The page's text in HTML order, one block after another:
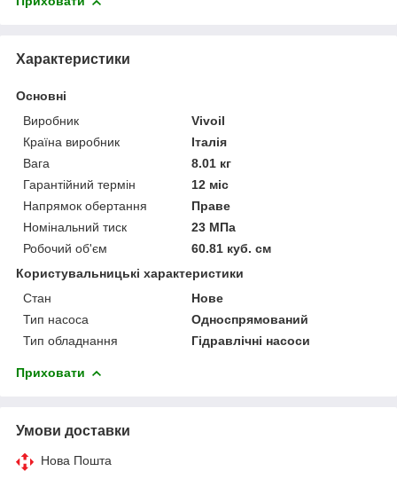
Характеристики
Основні
Виробник
Vivoil
Країна виробник
Італія
Вага
8.01 кг
Гарантійний термін
12 міс
Напрямок обертання
Праве
Номінальний тиск
23 МПа
Робочий об'єм
60.81 куб. см
Користувальницькі характеристики
Стан
Нове
Тип насоса
Односпрямований
Тип обладнання
Гідравлічні насоси
Приховати
Умови доставки
Нова Пошта